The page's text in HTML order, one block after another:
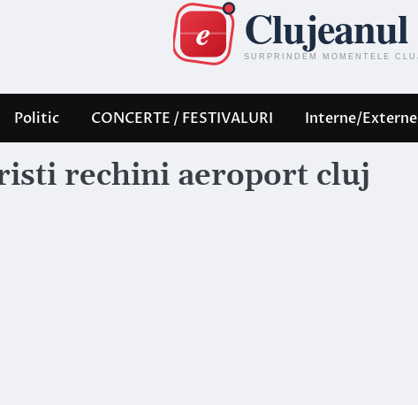
Politic CONCERTE / FESTIVALURI Interne/Externe
rechini aeroport cluj